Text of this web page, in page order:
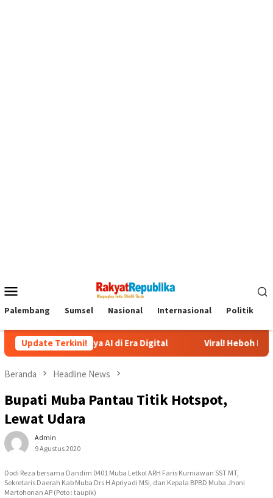
Mobile
Palembang Sumsel Nasional Internasional Politik
Update Terkini!
AI di Era Digital Viral! Heboh Istri Bongkar Isi
Beranda Headline News
Bupati Muba Pantau Titik Hotspot,
Lewat Udara
Admin
9 Agustus 2020
Dodi Reza bersama Dandim 0401 Muba Letkol ARH Faris Kurniawan SST MT,
Sekretaris Daerah Kab Muba Drs H Apriyadi MSi, dan Kepala BPBD Muba Jhoni
Martohonan AP (Poto : taupik)